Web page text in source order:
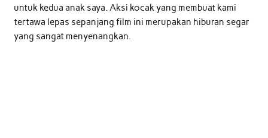
untuk kedua anak saya. Aksi kocak yang membuat kami
tertawa lepas sepanjang film ini merupakan hiburan segar
yang sangat menyenangkan.